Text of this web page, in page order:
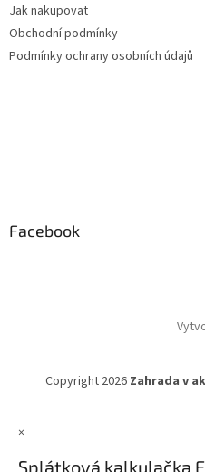
Jak nakupovat
Obchodní podmínky
Podmínky ochrany osobních údajů
Facebook
Copyright 2026 Zahrada v
×
Splátková kalkulačka